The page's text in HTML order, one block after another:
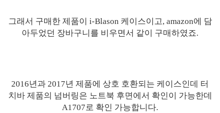
그래서 구매한 제품이 i-Blason 케이스이고, amazon에 담
아두었던 장바구니를 비우면서 같이 구매하였죠.
2016년과 2017년 제품에 상호 호환되는 케이스인데 터
치바 제품의 넘버링은 노트북 후면에서 확인이 가능한데
A1707로 확인 가능합니다.